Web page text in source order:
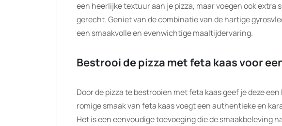
een heerlijke textuur aan je pizza, maar voegen ook extra
gerecht. Geniet van de combinatie van de hartige
een smaakvolle en evenwichtige maaltijdervaring.
Bestrooi de pizza met feta kaas voor
Door de pizza te bestrooien met feta kaas geef je deze
romige smaak van feta kaas voegt een authentieke en
Het is een eenvoudige toevoeging die de smaakbeleving